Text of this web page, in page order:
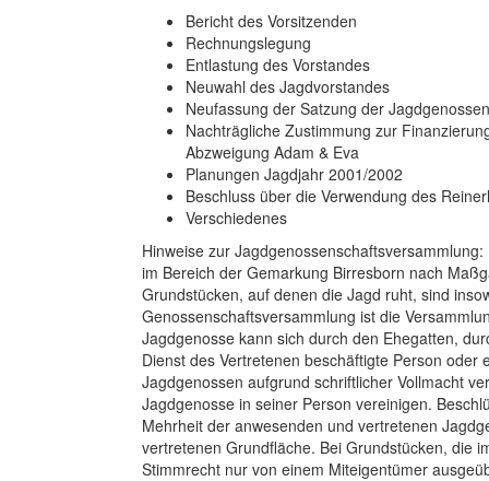
Bericht des Vorsitzenden
Rechnungslegung
Entlastung des Vorstandes
Neuwahl des Jagdvorstandes
Neufassung der Satzung der
Nachträgliche Zustimmung zur
Abzweigung Adam & Eva
Planungen Jagdjahr 2001/2002
Beschluss über die Verwendung des
Verschiedenes
Hinweise zur
im Bereich der Gemarkung Birresborn nach
Grundstücken, auf denen die Jagd ruht, sind
Genossenschaftsversammlung ist die
Jagdgenosse kann sich durch den Ehegatten,
Dienst des Vertretenen beschäftigte Person
Jagdgenossen aufgrund schriftlicher Vollmacht
Jagdgenosse in seiner Person vereinigen.
Mehrheit der anwesenden und vertretenen
vertretenen Grundfläche. Bei Grundstücken, die
Stimmrecht nur von einem Miteigentümer